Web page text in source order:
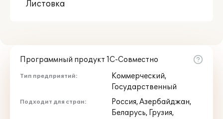
Листовка
Программный продукт 1С-Совместно
Тип предприятий:
Коммерческий,
Государственный
Подходит для стран:
Россия, Азербайджан,
Беларусь, Грузия,